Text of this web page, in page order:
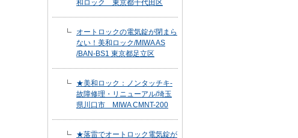
和ロック 東京都千代田区
オートロックの電気錠が閉まら
ない！美和ロック/MIWA AS
/BAN-BS1 東京都足立区
★美和ロック：ノンタッチキ-
故障修理・リニューアル/埼玉
県川口市 MIWA CMNT-200
★落雷でオートロック電気錠が